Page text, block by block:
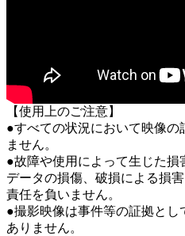
【使用上のご注意】
●すべての状況において映像の
ません。
●故障や使用によって生じた
データの損傷、破損による損
責任を負いません。
●撮影映像は事件等の証拠と
ありません。